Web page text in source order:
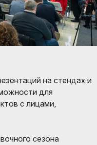
на стендах и
для
с лицами,
сезона